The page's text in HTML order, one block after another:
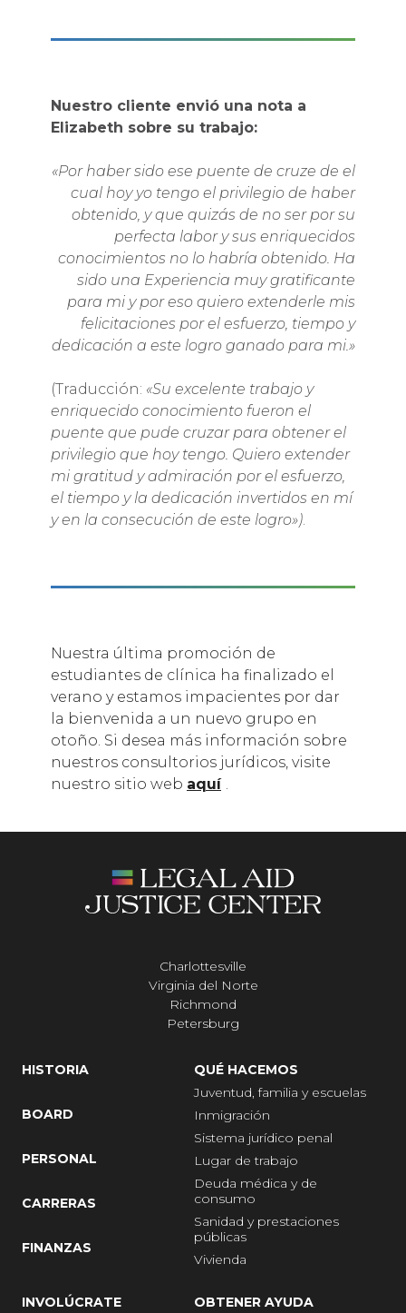
Nuestro cliente envió una nota a
Elizabeth sobre su trabajo:
«Por haber sido ese puente de cruze de el
cual hoy yo tengo el privilegio de haber
obtenido, y que quizás de no ser por su
perfecta labor y sus enriquecidos
conocimientos no lo habría obtenido. Ha
sido una Experiencia muy gratificante
para mi y por eso quiero extenderle mis
felicitaciones por el esfuerzo, tiempo y
dedicación a este logro ganado para mi.»
(Traducción: «Su excelente trabajo y
enriquecido conocimiento fueron el
puente que pude cruzar para obtener el
privilegio que hoy tengo. Quiero extender
mi gratitud y admiración por el esfuerzo,
el tiempo y la dedicación invertidos en mí
y en la consecución de este logro»)
Nuestra última promoción de
estudiantes de clínica ha finalizado el
verano y estamos impacientes por dar
la bienvenida a un nuevo grupo en
otoño. Si desea más información sobre
nuestros consultorios jurídicos, visite
nuestro sitio web aquí
Charlottesville
Virginia del Norte
Richmond
Petersburg
HISTORIA
BOARD
PERSONAL
CARRERAS
FINANZAS
QUÉ HACEMOS
Juventud, familia y escuelas
Inmigración
Sistema jurídico penal
Lugar de trabajo
Deuda médica y de
consumo
Sanidad y prestaciones
públicas
Vivienda
INVOLÚCRATE OBTENER AYUDA